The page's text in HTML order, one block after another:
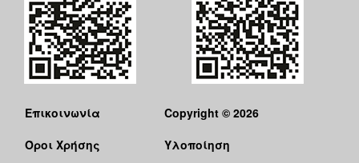
Επικοινωνία
Όροι Χρήσης
Copyright © 2026
Υλοποίηση